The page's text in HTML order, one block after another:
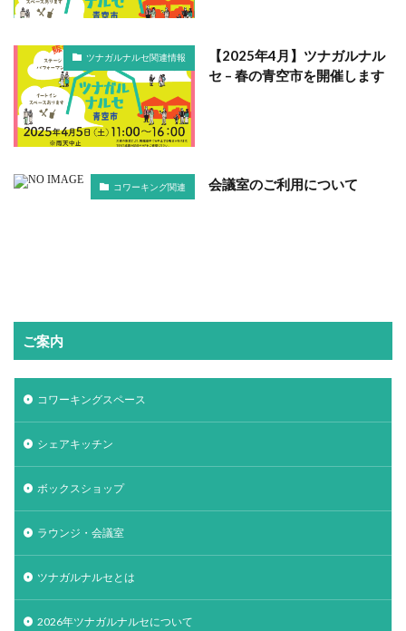
ツナガルナルセ関連情報
【2025年4月】ツナガルナル
セ – 春の青空市を開催します
コワーキング関連 会議室のご利用について
ご案内
コワーキングスペース
シェアキッチン
ボックスショップ
ラウンジ・会議室
ツナガルナルセとは
2026年ツナガルナルセについて